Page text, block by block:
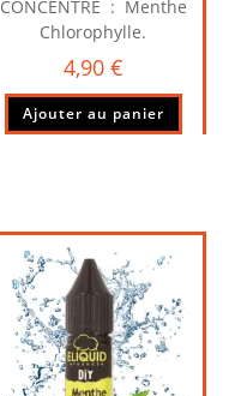
CONCENTRÉ : Menthe
Chlorophylle.
4,90 €
Ajouter au panier